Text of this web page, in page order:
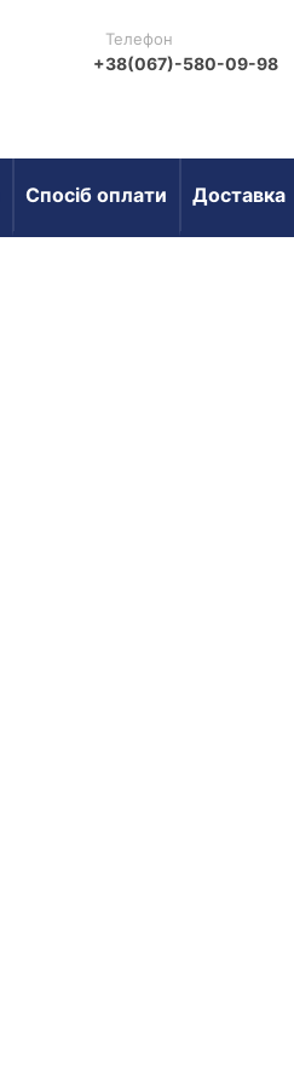
Телефон
+38(067)-580-09-98
Спосіб оплати Доставка